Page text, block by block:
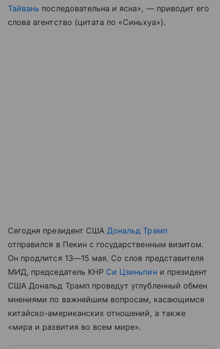
Тайвань последовательна и ясна», — приводит его
слова агентство (цитата по «Синьхуа»).
Сегодня президент США Дональд Трамп
отправился в Пекин с государственным визитом.
Он продлится 13—15 мая. Со слов представителя
МИД, председатель КНР Си Цзиньпин и президент
США Дональд Трамп проведут углубленный обмен
мнениями по важнейшим вопросам, касающимся
китайско-американских отношений, а также
«мира и развития во всем мире».